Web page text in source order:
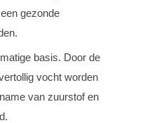
gezonde
basis. Door de
vocht worden
van zuurstof en